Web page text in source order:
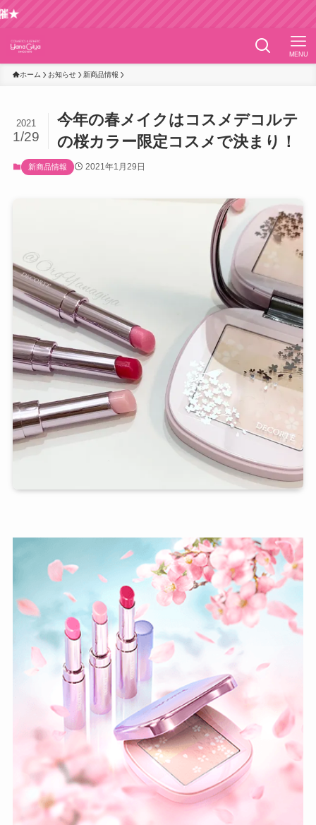
MENU
ホーム お知らせ 新商品情報
今年の春メイクはコスメデコルテ
の桜カラー限定コスメで決まり！
2021
1/29
新商品情報 2021年1月29日